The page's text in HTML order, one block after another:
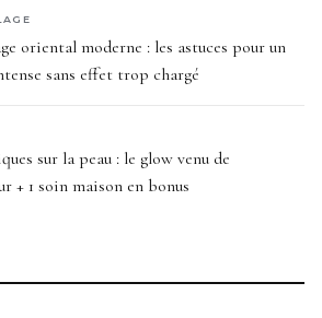
oriental moderne : les astuces pour un
sans effet trop chargé
sur la peau : le glow venu de
+ 1 soin maison en bonus